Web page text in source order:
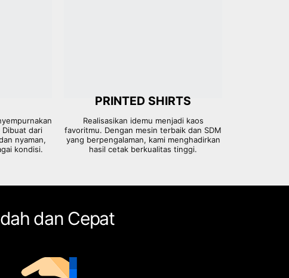
dari
nyaman,
kondisi.
PRINTED SHIRTS
Realisasikan idemu menjadi kaos
favoritmu. Dengan mesin terbaik dan SDM
yang berpengalaman, kami menghadirkan
hasil cetak berkualitas tinggi.
dan Cepat